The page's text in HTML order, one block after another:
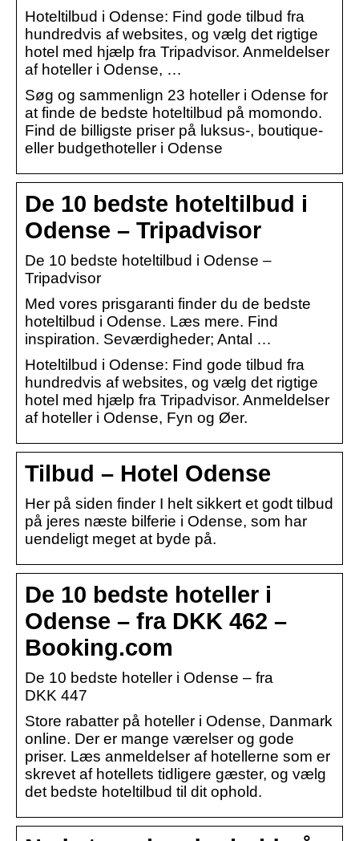
Hoteltilbud i Odense: Find gode tilbud fra
hundredvis af websites, og vælg det rigtige
hotel med hjælp fra Tripadvisor. Anmeldelser
af hoteller i Odense, …
Søg og sammenlign 23 hoteller i Odense for
at finde de bedste hoteltilbud på momondo.
Find de billigste priser på luksus-, boutique-
eller budgethoteller i Odense
De 10 bedste hoteltilbud i
Odense – Tripadvisor
De 10 bedste hoteltilbud i Odense –
Tripadvisor
Med vores prisgaranti finder du de bedste
hoteltilbud i Odense. Læs mere. Find
inspiration. Seværdigheder; Antal …
Hoteltilbud i Odense: Find gode tilbud fra
hundredvis af websites, og vælg det rigtige
hotel med hjælp fra Tripadvisor. Anmeldelser
af hoteller i Odense, Fyn og Øer.
Tilbud – Hotel Odense
Her på siden finder I helt sikkert et godt tilbud
på jeres næste bilferie i Odense, som har
uendeligt meget at byde på.
De 10 bedste hoteller i
Odense – fra DKK 462 –
Booking.com
De 10 bedste hoteller i Odense – fra
DKK 447
Store rabatter på hoteller i Odense, Danmark
online. Der er mange værelser og gode
priser. Læs anmeldelser af hotellerne som er
skrevet af hotellets tidligere gæster, og vælg
det bedste hoteltilbud til dit ophold.